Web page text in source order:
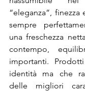
“eleganza”, finezza
sempre
una freschezza
contempo,
importanti.
identità ma che
delle migliori